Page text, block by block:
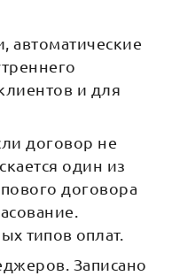
автоматические
и для
договор не
один из
договора
типов оплат.
Записано